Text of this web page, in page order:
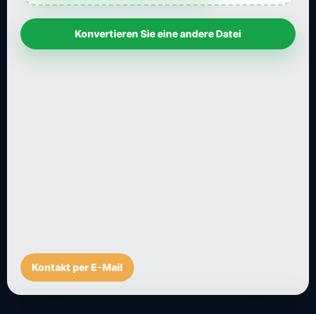
Konvertieren Sie eine andere Datei
Kontakt per E-Mail